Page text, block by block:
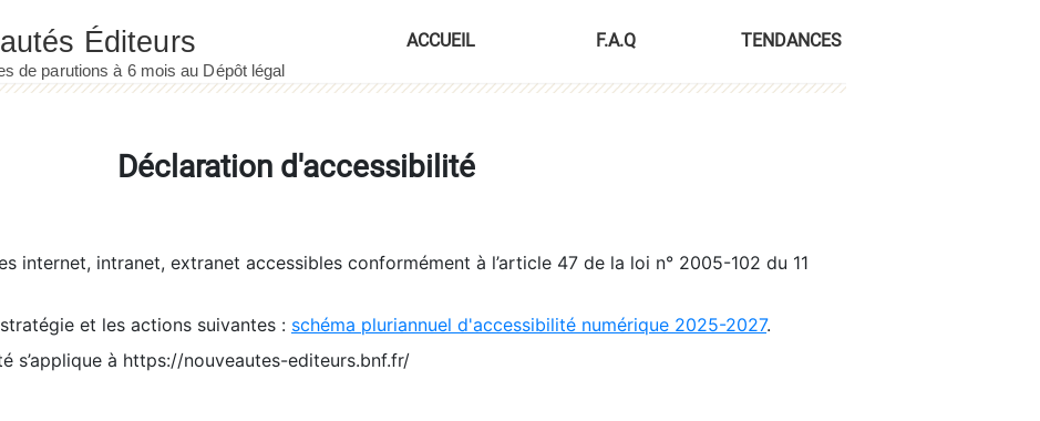
ACCUEIL F.A.Q TENDANCES
Déclaration d'accessibilité
internet, intranet, extranet accessibles conformément à l’article 47 de la loi n° 2005-102 du 11
et les actions suivantes : schéma pluriannuel d'accessibilité numérique 2025-2027.
s’applique à https://nouveautes-editeurs.bnf.fr/